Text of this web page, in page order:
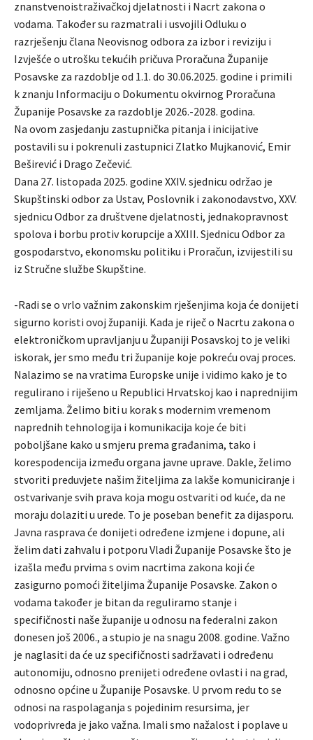
znanstvenoistraživačkoj djelatnosti i Nacrt zakona o
vodama. Također su razmatrali i usvojili Odluku o
razrješenju člana Neovisnog odbora za izbor i reviziju i
Izvješće o utrošku tekućih pričuva Proračuna Županije
Posavske za razdoblje od 1.1. do 30.06.2025. godine i primili
k znanju Informaciju o Dokumentu okvirnog Proračuna
Županije Posavske za razdoblje 2026.-2028. godina.
Na ovom zasjedanju zastupnička pitanja i inicijative
postavili su i pokrenuli zastupnici Zlatko Mujkanović, Emir
Beširević i Drago Zečević.
Dana 27. listopada 2025. godine XXIV. sjednicu održao je
Skupštinski odbor za Ustav, Poslovnik i zakonodavstvo, XXV.
sjednicu Odbor za društvene djelatnosti, jednakopravnost
spolova i borbu protiv korupcije a XXIII. Sjednicu Odbor za
gospodarstvo, ekonomsku politiku i Proračun, izvijestili su
iz Stručne službe Skupštine.
-Radi se o vrlo važnim zakonskim rješenjima koja će donijeti
sigurno koristi ovoj županiji. Kada je riječ o Nacrtu zakona o
elektroničkom upravljanju u Županiji Posavskoj to je veliki
iskorak, jer smo među tri županije koje pokreću ovaj proces.
Nalazimo se na vratima Europske unije i vidimo kako je to
regulirano i riješeno u Republici Hrvatskoj kao i naprednijim
zemljama. Želimo biti u korak s modernim vremenom
naprednih tehnologija i komunikacija koje će biti
poboljšane kako u smjeru prema građanima, tako i
korespodencija između organa javne uprave. Dakle, želimo
stvoriti preduvjete našim žiteljima za lakše komuniciranje i
ostvarivanje svih prava koja mogu ostvariti od kuće, da ne
moraju dolaziti u urede. To je poseban benefit za dijasporu.
Javna rasprava će donijeti određene izmjene i dopune, ali
želim dati zahvalu i potporu Vladi Županije Posavske što je
izašla među prvima s ovim nacrtima zakona koji će
zasigurno pomoći žiteljima Županije Posavske. Zakon o
vodama također je bitan da reguliramo stanje i
specifičnosti naše županije u odnosu na federalni zakon
donesen još 2006., a stupio je na snagu 2008. godine. Važno
je naglasiti da će uz specifičnosti sadržavati i određenu
autonomiju, odnosno prenijeti određene ovlasti i na grad,
odnosno općine u Županije Posavske. U prvom redu to se
odnosi na raspolaganja s pojedinim resursima, jer
vodoprivreda je jako važna. Imali smo nažalost i poplave u